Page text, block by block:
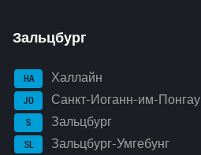
Зальцбург
HA Халлайн
JO Санкт-Иоганн-им-Понгау
S Зальцбург
SL Зальцбург-Умгебунг